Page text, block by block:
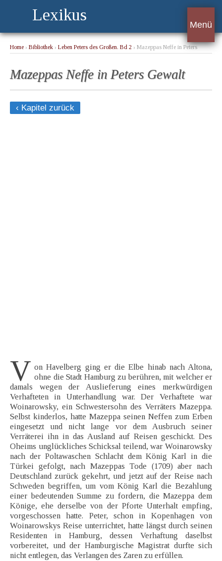
Lexikus
Menü
Home › Bibliothek › Leben Peters des Großen. Bd 2 › Mazeppas Neffe in Peters
Mazeppas Neffe in Peters Gewalt
‹ Kapitel zurück
V on Havelberg ging er die Elbe hinab nach Altona,
ohne die Stadt Hamburg zu berühren, mit welcher er
damals wegen der Auslieferung eines merkwürdigen
Verhafteten in Unterhandlung war. Der Verhaftete war
Woinarowsky, ein Schwestersohn des Verräters Mazeppa.
Selbst kinderlos, hatte Mazeppa seinen Neffen zum Erben
eingesetzt und nicht lange vor dem Ausbruch seiner
Verräterei ihn in das Ausland auf Reisen geschickt. Des
Oheims unglückliches Schicksal teilend, war Woinarowsky
nach der Poltawaschen Schlacht dem König Karl in die
Türkei gefolgt, nach Mazeppas Tode (1709) aber nach
Deutschland zurück gekehrt, und jetzt auf der Reise nach
Schweden begriffen, um vom König Karl die Bezahlung
einer bedeutenden Summe zu fordern, die Mazeppa dem
Könige, ehe derselbe von der Pforte Unterhalt empfing,
vorgeschossen hatte. Peter, schon in Kopenhagen von
Woinarowskys Reise unterrichtet, hatte längst durch seinen
Residenten in Hamburg, dessen Verhaftung daselbst
vorbereitet, und der Hamburgische Magistrat durfte sich
nicht entlegen, das Verlangen des Zaren zu erfüllen.